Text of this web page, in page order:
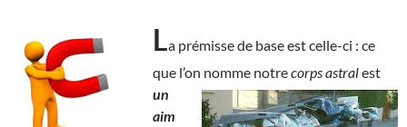
La prémisse de base est celle-ci : ce
que l’on nomme notrecorps astralest
un
aim